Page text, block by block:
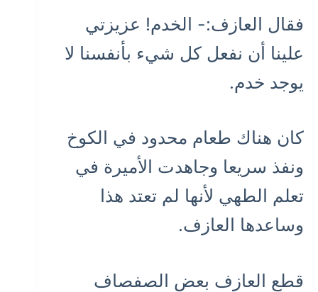
فقال العازف:- الخدم! عزيزتي
علينا أن نفعل كل شيء بأنفسنا لا
يوجد خدم.
كان هناك طعام محدود في الكوخ
ونفذ سريعا وجاهدت الأميرة في
تعلم الطهي لأنها لم تعتد هذا
وساعدها العازف.
قطع العازف بعض الصفصاف